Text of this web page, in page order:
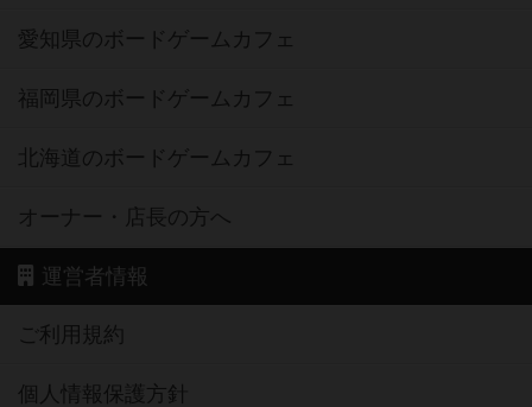
愛知県のボードゲームカフェ
福岡県のボードゲームカフェ
北海道のボードゲームカフェ
オーナー・店長の方へ
運営者情報
ご利用規約
個人情報保護方針